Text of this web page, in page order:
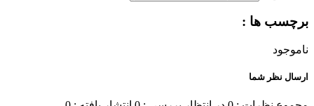
برچسب ها :
ناموجود
ارسال نظر شما